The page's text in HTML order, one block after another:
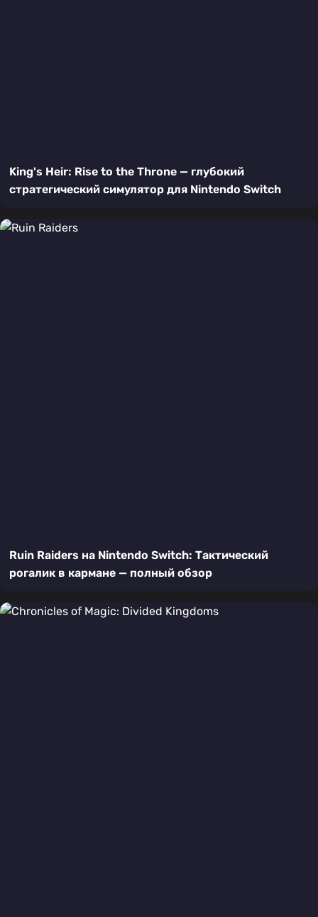
King's Heir: Rise to the Throne — глубокий
стратегический симулятор для Nintendo Switch
Ruin Raiders на Nintendo Switch: Тактический
рогалик в кармане — полный обзор